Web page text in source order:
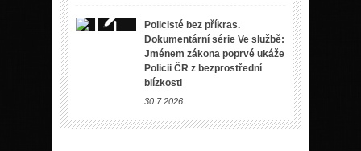
Policisté bez příkras.
Dokumentární série Ve službě:
Jménem zákona poprvé ukáže
Policii ČR z bezprostřední
blízkosti
30.7.2026